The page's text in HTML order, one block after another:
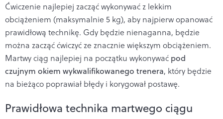
Ćwiczenie najlepiej zacząć wykonywać z lekkim
obciążeniem (maksymalnie 5 kg), aby najpierw opanować
prawidłową technikę. Gdy będzie nienaganna, będzie
można zacząć ćwiczyć ze znacznie większym obciążeniem.
Martwy ciąg najlepiej na początku wykonywać pod
czujnym okiem wykwalifikowanego trenera, który będzie
na bieżąco poprawiał błędy i korygował postawę.
Prawidłowa technika martwego ciągu